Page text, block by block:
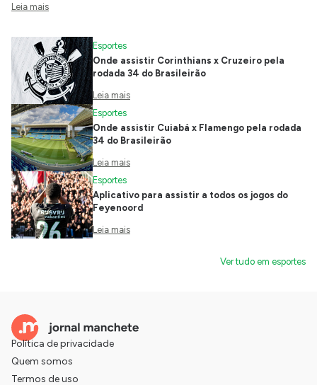
Leia mais
Esportes
Onde assistir Corinthians x Cruzeiro pela
rodada 34 do Brasileirão
Leia mais
Esportes
Onde assistir Cuiabá x Flamengo pela rodada
34 do Brasileirão
Leia mais
Esportes
Aplicativo para assistir a todos os jogos do
Feyenoord
Leia mais
Ver tudo em esportes
Política de privacidade
Quem somos
Termos de uso